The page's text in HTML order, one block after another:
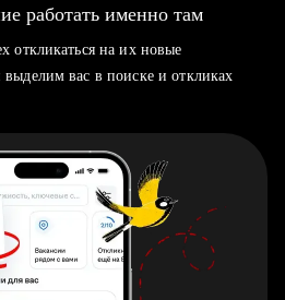
работать именно там
откликаться на их новые
вас в поиске и откликах